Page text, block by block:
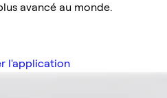
avancé au monde.
l'application